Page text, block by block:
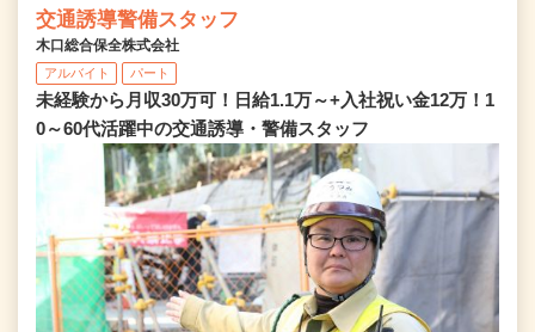
交通誘導警備スタッフ
木口総合保全株式会社
アルバイト パート
未経験から月収30万可！日給1.1万～+入社祝い金12万！1
0～60代活躍中の交通誘導・警備スタッフ